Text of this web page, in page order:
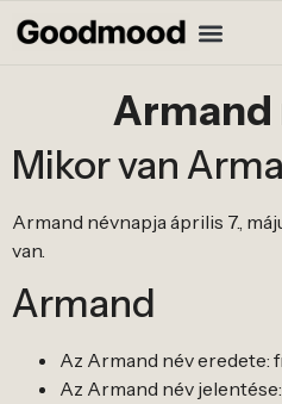
Armand
Mikor van
Armand névnapja április 7.,
van.
Armand
Az Armand név eredete:
Az Armand név